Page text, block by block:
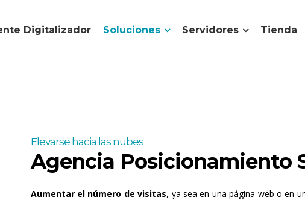
Digitalizador Soluciones Servidores Tienda
Elevarse hacia las nubes
Agencia Posicionamiento
Aumentar el número de visitas, ya sea en una página web o en